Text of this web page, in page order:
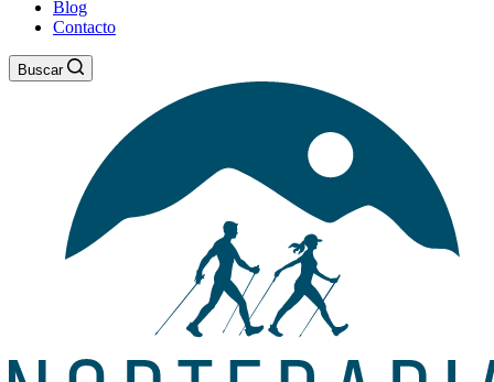
Blog
Contacto
Buscar